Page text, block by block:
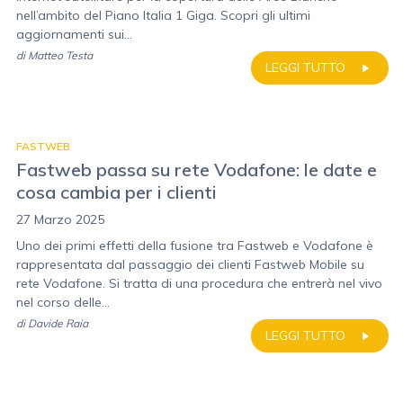
nell’ambito del Piano Italia 1 Giga. Scopri gli ultimi
aggiornamenti sui...
LEGGI TUTTO
di Matteo Testa
FASTWEB
Fastweb passa su rete Vodafone: le date e
cosa cambia per i clienti
27 Marzo 2025
Uno dei primi effetti della fusione tra Fastweb e Vodafone è
rappresentata dal passaggio dei clienti Fastweb Mobile su
rete Vodafone. Si tratta di una procedura che entrerà nel vivo
nel corso delle...
LEGGI TUTTO
di Davide Raia